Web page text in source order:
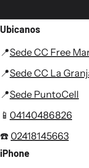
Ubicanos
📍Sede CC Free
📍Sede CC La
📍Sede PuntoCell
📱 04140486826
☎️ 02418145663
iPhone